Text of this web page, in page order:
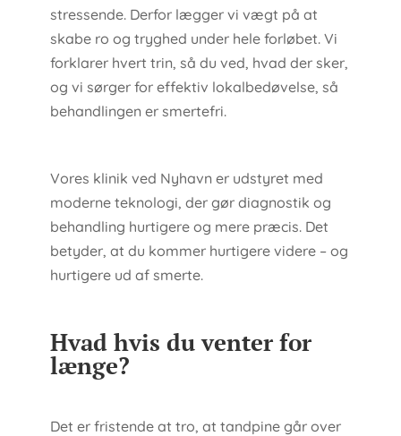
stressende. Derfor lægger vi vægt på at
skabe ro og tryghed under hele forløbet. Vi
forklarer hvert trin, så du ved, hvad der sker,
og vi sørger for effektiv lokalbedøvelse, så
behandlingen er smertefri.
Vores klinik ved Nyhavn er udstyret med
moderne teknologi, der gør diagnostik og
behandling hurtigere og mere præcis. Det
betyder, at du kommer hurtigere videre – og
hurtigere ud af smerte.
Hvad hvis du venter for
længe?
Det er fristende at tro, at tandpine går over